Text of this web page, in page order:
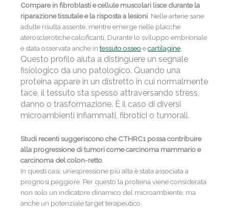
Compare in fibroblasti e cellule muscolari lisce durante la
riparazione tissutale e la risposta a lesioni . Nelle arterie sane
adulte risulta assente, mentre emerge nelle placche
aterosclerotiche calcificanti. Durante lo sviluppo embrionale
è stata osservata anche in tessuto osseo ecartilagine
Questo profilo aiuta a distinguere un segnale
fisiologico da uno patologico. Quando una
proteina appare in un distretto in cui normalmente
tace, il tessuto sta spesso attraversando stress,
danno o trasformazione. È il caso di diversi
microambienti infiammati, fibrotici o tumorali.
Studi recenti suggeriscono che CTHRC1 possa contribuire
alla progressione di tumori come carcinoma mammario e
carcinoma del colon-retto
In questi casi, un’espressione più alta è stata associata a
prognosi peggiore. Per questo la proteina viene considerata
non solo un indicatore dinamico del microambiente, ma
anche un potenziale target terapeutico.